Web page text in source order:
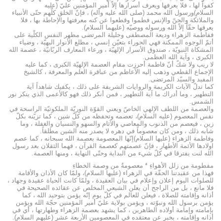
كفواً لها ، فلا يعرفها ويعرف أسرارها إلاّ أمير المؤمنين عليّ (عليه
السلام)ورسول الله محمد (صلى الله عليه وآله) ، فإنّ الخلق كلّهم حتّى الأنبياء
والملائكة والحنّ والإنس فطموا وقطعوا عن كنه معرفتها والإحاطة بها ، فلا
يعرفها حقّاً إلاّ الله ورسوله ووصيّه (عليهما السلام).
ففاطمة الزهراء وديعة المصطفى وحليلة المرتضى مظهر النفس الكلّية على
أتمّ الوجوه الممكنة فهي الحوراء بتعيّن إنسي ، مطلع الأنوار البهيّة ، وضياء
المشكاة النبويّة ، صندوق الأسرار الإلهيّة ، ورعاء المعارف الربّانيّة ، عصمة الله
الكبرى ، وآية الله العظمى.
لا ريب ولا شكّ أنّ فاطمة أحرزت مقام العصمة الإلهيّة الكبرى ، كما عليه
الإجماع القطعي وذهب إليه الأعاظم من عباقرة العلم والمعرفة ، كالشيخ
المفيد والسيّد المرتضى.
كما تدلّ الآيات الكريمة والروايات الشريفة على ذلك ، يكفيك شاهداً آية
التطهير ، وما أدراك ما آية التطهير ، فمن أنكر ذلك فهو كالأعمى الذي ينكر نور
الشمس.
والعصمة من اللطف الإلهي الخاصّ ويعني القوّة النوريّة الملكوتيّة الراسخة في
نفس المعصوم (عليه السلام)، تعصمه وتحفظه من كلّ شين ، كما تزيّنه بكلّ
زين ، فيعصم من الذنوب والمعاصي والآثام والسهو والنسيان والغفلة ، وما
شابه ذلك ، ومن كان معصوماً في دهره لا يصدر منه الشين مطلقاً.
وفاطمة الزهراء (عليها السلام)إنّها المعصومة بعصمة الله سبحانه ، كما عصم
اولادها الأئمة الأطهار ، فإنّ عصمتهم كعصمة القرآن ، فهما الثقلان بعد رسول
الله لنت يفترقا في كلّ شيء من البداية وحتّى النهاية ، ومنها العصمة.
مفطومة من زلل الأهواءِ * معصومةٌ من وصمة الخطاءِ
فهذا من عقيدتنا الحقّة في الزهراء (عليها السلام)، ولمّا كان الأذان والأقامة
للصلوات اليوم إعلان وإعلام في بيان العقيدة ، ولمّا كانت الحياة عقيدة وجهاد ،
فلا مانع ، بل من الراجح أن يعلن الشيعي المخلص عن عقائده الصحيحة في
أذانه وإقامته للصلاة ، فيعلن للعالم في كلّ يوم إنّه يؤمن بتوحيد الله ، كما
يؤمن برسول الله ونبوّته ، ويؤمن بولاية عليّ أمير المؤمنين حجّة الله ويؤمن
بإمامته وإمامة أولاده الطاهرين ، كما يشهد بعصمة الزهراء وطهارتها ، أي في
أذانه وإقامته ، يخبر عن معتقده في المعصومين الأربعة عشر (عليهم السلام).